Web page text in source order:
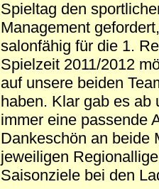
Spieltag den
Management
salonfähig für die 1.
Spielzeit 2011/2012
auf unsere beiden
haben. Klar gab es ab
immer eine passende
Dankeschön an beide
jeweiligen
Saisonziele bei den